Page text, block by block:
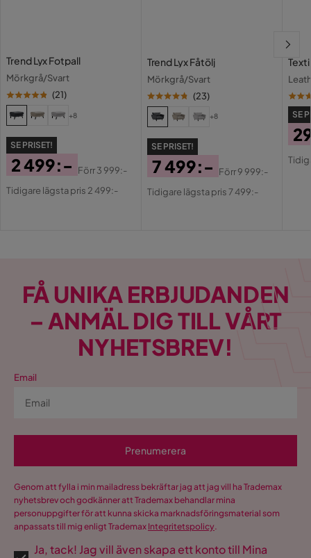
Verified by Trustvoice
Trend Lyx Fotpall
Mörkgrå/Svart
(21)
+8
SE PRISET!
Pris
2 499:-
Original
Förr3 999:-
Tidigare lägsta pris 2 499:-
Trend Lyx Fåtölj
Mörkgrå/Svart
(23)
+8
SE PRISET!
Pris
7 499:-
Original
Förr9 999:-
Tidigare lägsta pris 7 499:-
SE
FÅ UNIKA ERBJUDANDEN
– ANMÄL DIG TILL VÅRT
NYHETSBREV!
Email
Prenumerera
Genom att fylla i min mailadress bekräftar jag att jag vill ha Trademax
nyhetsbrev och godkänner att Trademax behandlar mina
personuppgifter för att kunna skicka marknadsföringsmaterial som
anpassats till mig enligt Trademax Integritetspolicy.
Ja, tack! Jag vill även skapa ett konto till Mina